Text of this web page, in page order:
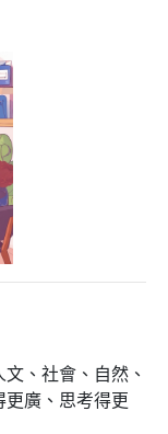
、社會、自然、
廣、思考得更